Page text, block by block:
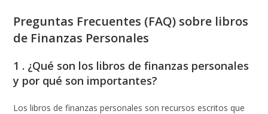
Preguntas Frecuentes (FAQ) sobre libros
de Finanzas Personales
1 . ¿Qué son los libros de finanzas personales
y por qué son importantes?
Los libros de finanzas personales son recursos escritos que